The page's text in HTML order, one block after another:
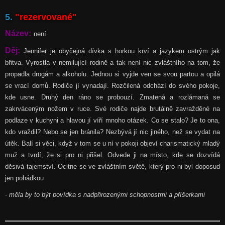
5. "rezervované"
Název: není
Děj: Jennifer je obyčejná dívka s horkou krví a jazykem ostrým jak
břitva. Vyrostla v nemilující rodině a tak není nic zvláštního na tom, že
propadla drogám a alkoholu. Jednou si vyjde ven se svou partou a opilá
se vrací domů. Rodiče jí vynadají. Rozčilená odchází do svého pokoje,
kde usne. Druhý den ráno se probouzí. Zmatená a rozlámaná se
zakrváceným nožem v ruce. Své rodiče najde brutálně zavražděné na
podlaze v kuchyni a hlavou jí víří mnoho otázek. Co se stalo? Je to ona,
kdo vraždil? Nebo se jen bránila?Nezbývá jí nic jiného, než se vydat na
útěk. Balí si věci, když v tom se u ní v pokoji objeví charismatický mladý
muž a tvrdí, že si pro ni přišel.
Odvede ji na místo, kde se dozvídá
děsivá tajemství. Ocitne se ve zvláštním světě, který pro ni byl doposud
jen pohádkou
- měla by to být povídka s nadpřirozenými schopnostmi a příšerkami